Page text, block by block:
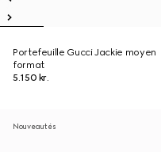
Portefeuille Gucci Jackie moyen
format
5.150 kr.
Nouveautés